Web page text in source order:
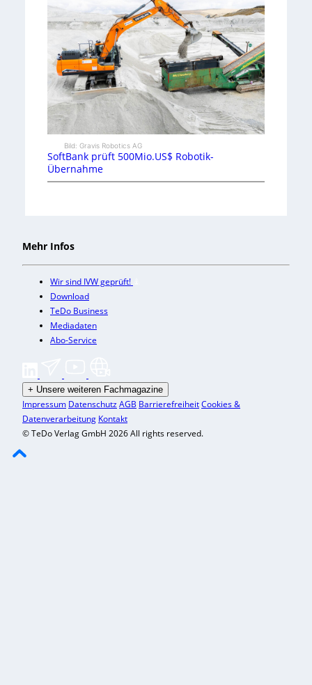
Bild: Gravis Robotics AG
SoftBank prüft 500Mio.US$ Robotik-
Übernahme
Mehr Infos
Wir sind IVW geprüft!
Download
TeDo Business
Mediadaten
Abo-Service
+ Unsere weiteren Fachmagazine
Impressum DatenschutzAGB BarrierefreiheitCookies &
Datenverarbeitung Kontakt
© TeDo Verlag GmbH 2026 All rights reserved.